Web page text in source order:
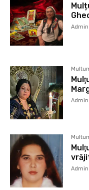
Admin
Admin
Admin